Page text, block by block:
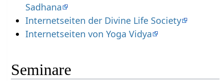
Sadhana
Internetseiten der Divine Life Society
Internetseiten von Yoga Vidya
Seminare